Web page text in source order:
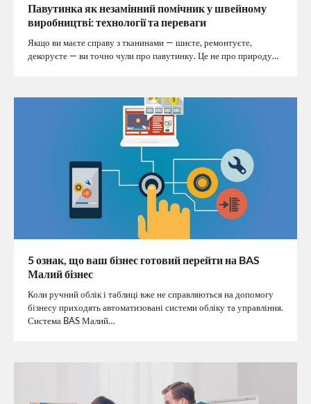
Павутинка як незамінний помічник у швейному
виробництві: технології та переваги
Якщо ви маєте справу з тканинами — шиєте, ремонтуєте,
декоруєте — ви точно чули про павутинку. Це не про природу…
5 ознак, що ваш бізнес готовий перейти на BAS
Малий бізнес
Коли ручний облік і таблиці вже не справляються на допомогу
бізнесу приходять автоматизовані системи обліку та управління.
Система BAS Малий…